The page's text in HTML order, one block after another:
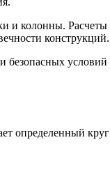
Расчеты
конструкций.
условий
круг